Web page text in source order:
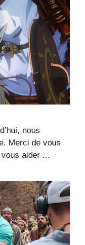
nous
Merci de vous
aider ...